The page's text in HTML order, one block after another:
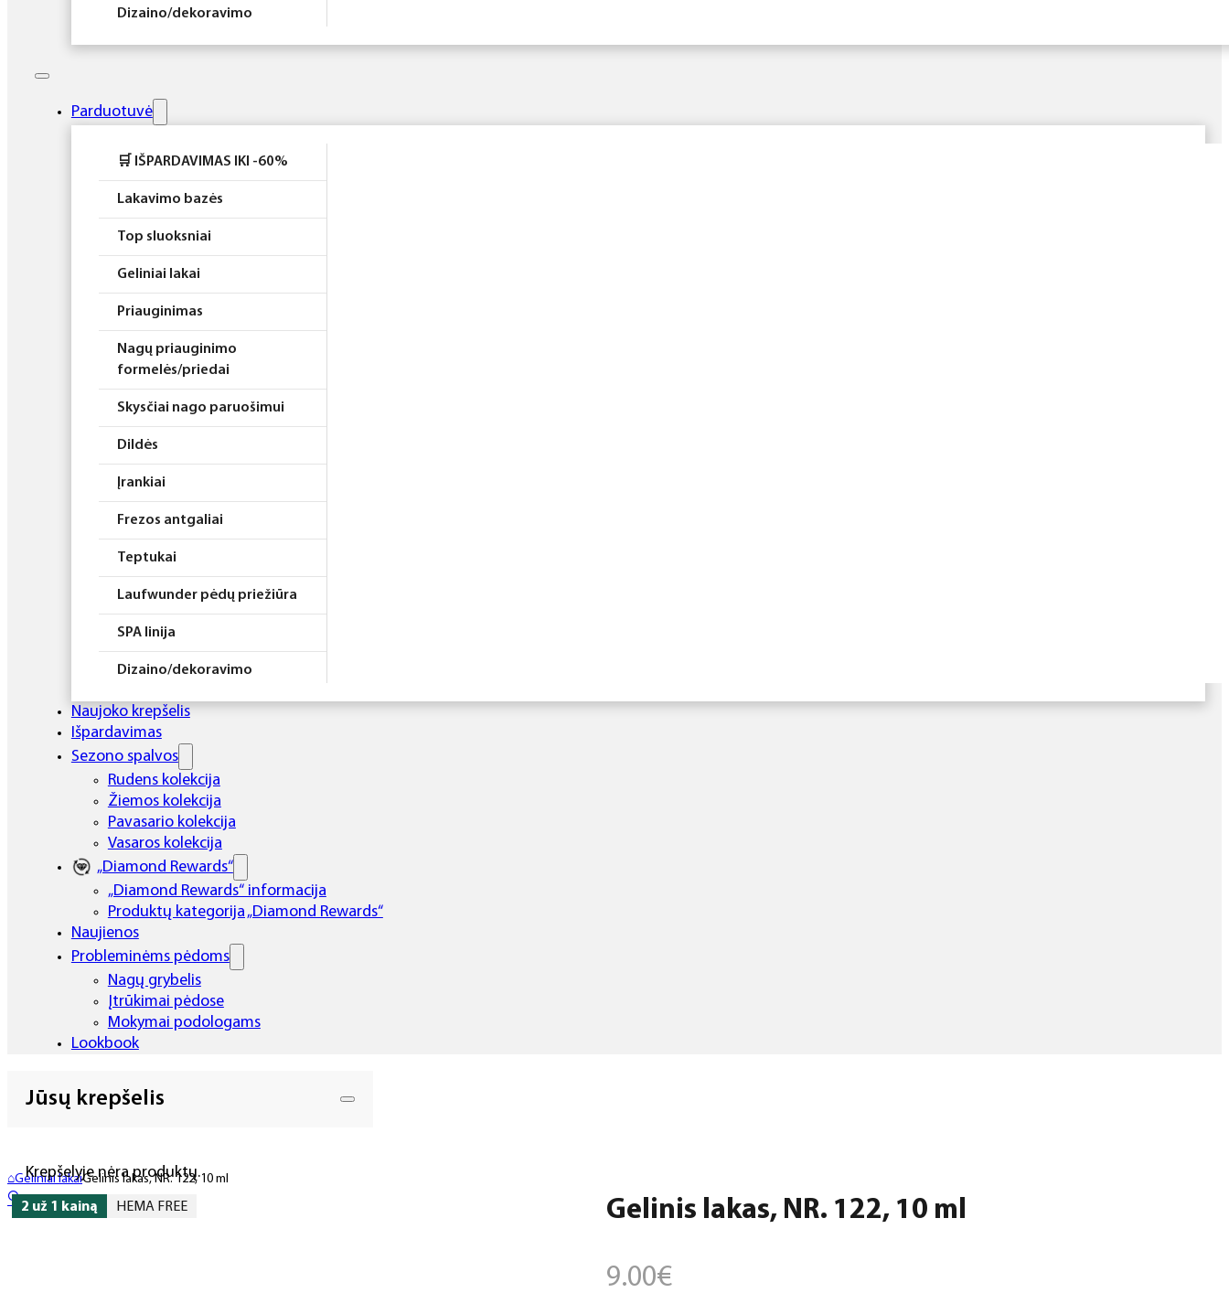
Dizaino/dekoravimo
Higiena
Rinkiniai
Parduotuvė
🛒 IŠPARDAVIMAS IKI -60%
Lakavimo bazės
Top sluoksniai
Geliniai lakai
Priauginimas
Nagų priauginimo
formelės/priedai
Skysčiai nago paruošimui
Dildės
Įrankiai
Frezos antgaliai
Teptukai
Laufwunder pėdų priežiūra
SPA linija
Dizaino/dekoravimo
Elektros prietaisai
Higiena
Atributika
Rinkiniai
Naujoko krepšelis
Išpardavimas
Sezono spalvos
Rudens kolekcija
Žiemos kolekcija
Pavasario kolekcija
Vasaros kolekcija
„Diamond Rewards“
„Diamond Rewards“ informacija
Produktų kategorija „Diamond Rewards“
Naujienos
Probleminėms pėdoms
Nagų grybelis
Įtrūkimai pėdose
Mokymai podologams
Lookbook
Jūsų krepšelis
Krepšelyje nėra produktų.
⌂Geliniai lakaiGelinis lakas, NR. 122, 10 ml
2 už 1 kainą HEMA FREE
🔍 Gelinis lakas, NR. 122, 10 ml
9.00€